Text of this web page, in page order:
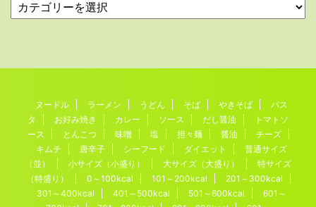
ヌードル ラーメン うどん そば やきそば
パス
タ
お好み焼き カレー ソース だし醤油
トマトソ
ース
とんこつ 味噌 塩 担々麺 醤油
チーズ
キムチ
唐辛子 シーフード ダイエット
普通サイズ
（並）
小サイズ（小盛り） 大サイズ（大盛り）
特サイズ
（特盛り）
0～100kcal 101～200kcal
201～300kcal
301～400kcal
401～500kcal 501～600kcal
601～